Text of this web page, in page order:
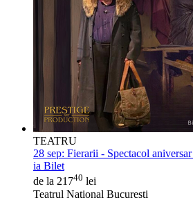
TEATRU
28 sep: Fierarii - Spectacol aniversar
ia Bilet
de la 21740 lei
Teatrul National Bucuresti